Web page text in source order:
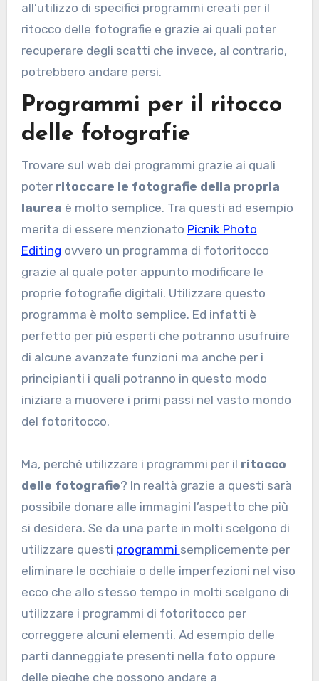
all’utilizzo di specifici programmi creati per il
ritocco delle fotografie e grazie ai quali poter
recuperare degli scatti che invece, al contrario,
potrebbero andare persi.
Programmi per il ritocco
delle fotografie
Trovare sul web dei programmi grazie ai quali
poter ritoccare le fotografie della propria
laurea è molto semplice. Tra questi ad esempio
merita di essere menzionato Picnik Photo
Editing ovvero un programma di fotoritocco
grazie al quale poter appunto modificare le
proprie fotografie digitali. Utilizzare questo
programma è molto semplice. Ed infatti è
perfetto per più esperti che potranno usufruire
di alcune avanzate funzioni ma anche per i
principianti i quali potranno in questo modo
iniziare a muovere i primi passi nel vasto mondo
del fotoritocco.
Ma, perché utilizzare i programmi per il ritocco
delle fotografie? In realtà grazie a questi sarà
possibile donare alle immagini l’aspetto che più
si desidera. Se da una parte in molti scelgono di
utilizzare questi programmi semplicemente per
eliminare le occhiaie o delle imperfezioni nel viso
ecco che allo stesso tempo in molti scelgono di
utilizzare i programmi di fotoritocco per
correggere alcuni elementi. Ad esempio delle
parti danneggiate presenti nella foto oppure
delle pieghe che possono andare a